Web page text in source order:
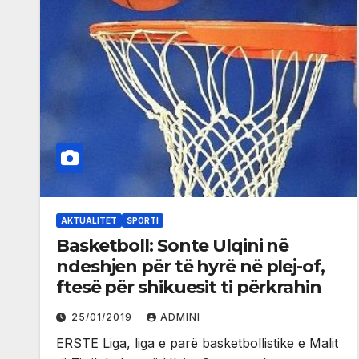
AKTUALITET SPORTI
Basketboll: Sonte Ulqini në
ndeshjen për të hyrë në plej-of,
ftesë për shikuesit ti përkrahin
25/01/2019 ADMINI
ERSTE Liga, liga e parë basketbollistike e Malit